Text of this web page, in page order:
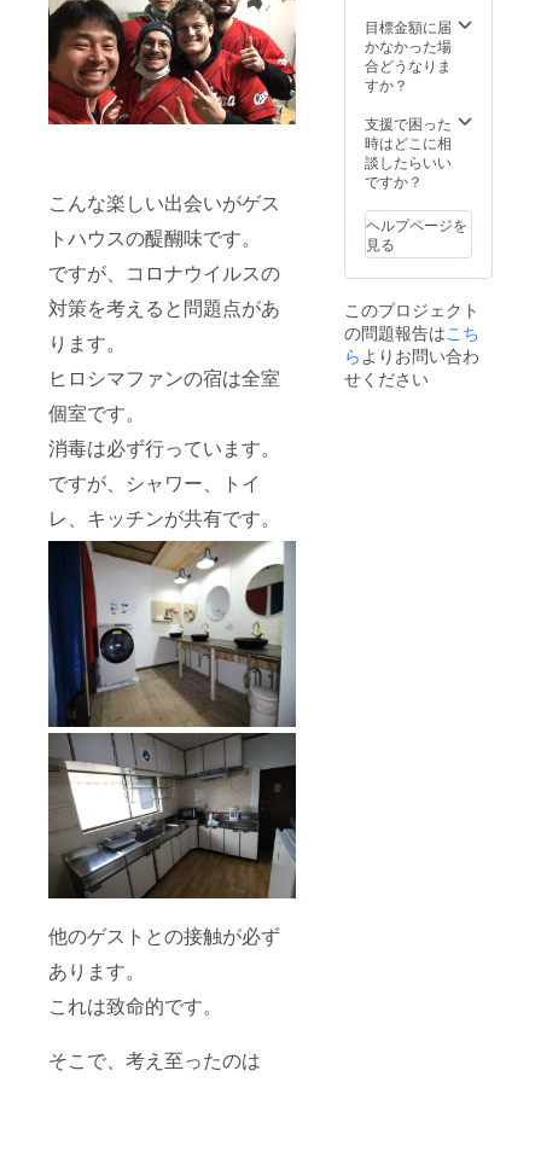
こんな楽しい出会いがゲス
トハウスの醍醐味です。
ですが、コロナウイルスの
対策を考えると問題点があ
ります。
ヒロシマファンの宿は全室
個室です。
消毒は必ず行っています。
ですが、シャワー、トイ
レ、キッチンが共有です。
他のゲストとの接触が必ず
あります。
これは致命的です。
そこで、考え至ったのは
さい。
BBQ用
品は無
しま
す。）
注意点
ご予約
２１年
１２月
３１日
までに
しま
す。 ご
予約は
お電話
でお願
目標金額に届
かなかった場
合どうなりま
すか？
支援で困った
時はどこに相
談したらいい
ですか？
ヘルプページを
見る
このプロジェクト
の問題報告はこち
らよりお問い合わ
せください